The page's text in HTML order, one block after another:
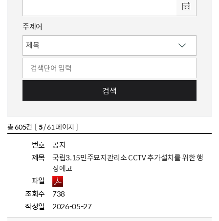
주제어
검색
총605건 [5/ 61 페이지 ]
번호
공지
제목
국립3.15민주묘지관리소 CCTV 추가설치를 위한 행
정예고
파일
조회수
738
작성일
2026-05-27